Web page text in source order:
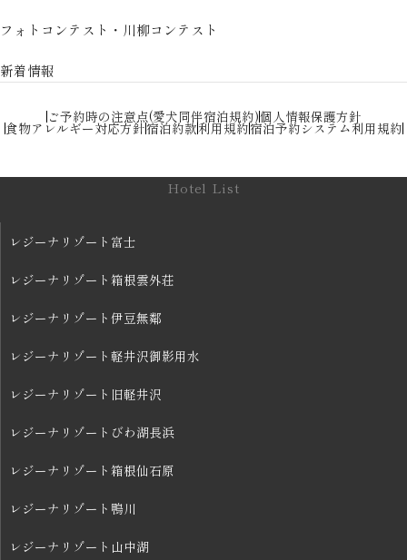
フォトコンテスト・川柳コンテスト
新着情報
ご予約時の注意点(愛犬同伴宿泊規約)個人情報保護方針
食物アレルギー対応方針宿泊約款利用規約宿泊予約システム利用規約
Hotel List
レジーナリゾート富士
レジーナリゾート箱根雲外荘
レジーナリゾート伊豆無鄰
レジーナリゾート軽井沢御影用水
レジーナリゾート旧軽井沢
レジーナリゾートびわ湖長浜
レジーナリゾート箱根仙石原
レジーナリゾート鴨川
レジーナリゾート山中湖